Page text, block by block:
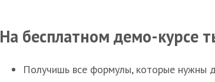
На бесплатном демо-курсе
Получишь все формулы, которые